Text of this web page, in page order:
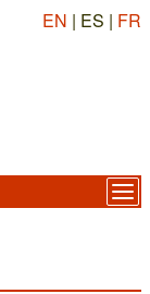
EN | ES | FR